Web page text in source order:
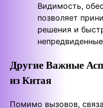
Видимость,
позволяет
решения и
Другие Важные
из Китая
Помимо вызовов,